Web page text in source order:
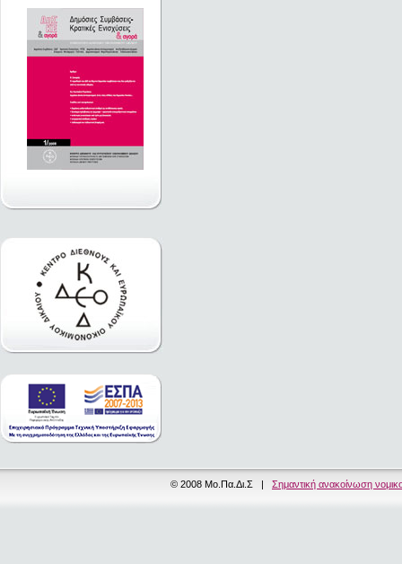
© 2008 Μο.Πα.Δι.Σ | Σημαντική ανακοίνωση